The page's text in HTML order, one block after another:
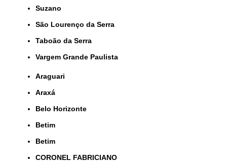
Suzano
São Lourenço da Serra
Taboão da Serra
Vargem Grande Paulista
Araguari
Araxá
Belo Horizonte
Betim
Betim
CORONEL FABRICIANO